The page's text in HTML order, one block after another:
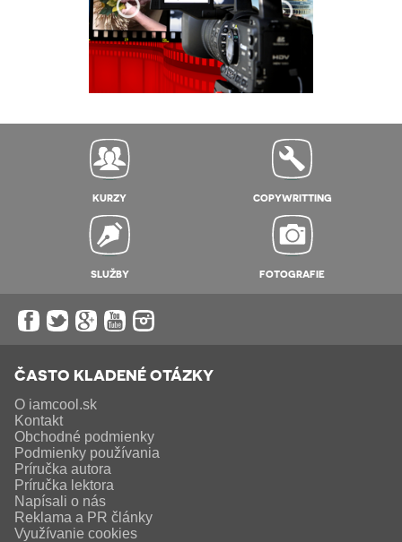
KURZY COPYWRITTING
SLUŽBY FOTOGRAFIE
ČASTO KLADENÉ OTÁZKY
O iamcool.sk
Kontakt
Obchodné podmienky
Podmienky používania
Príručka autora
Príručka lektora
Napísali o nás
Reklama a PR články
Využívanie cookies